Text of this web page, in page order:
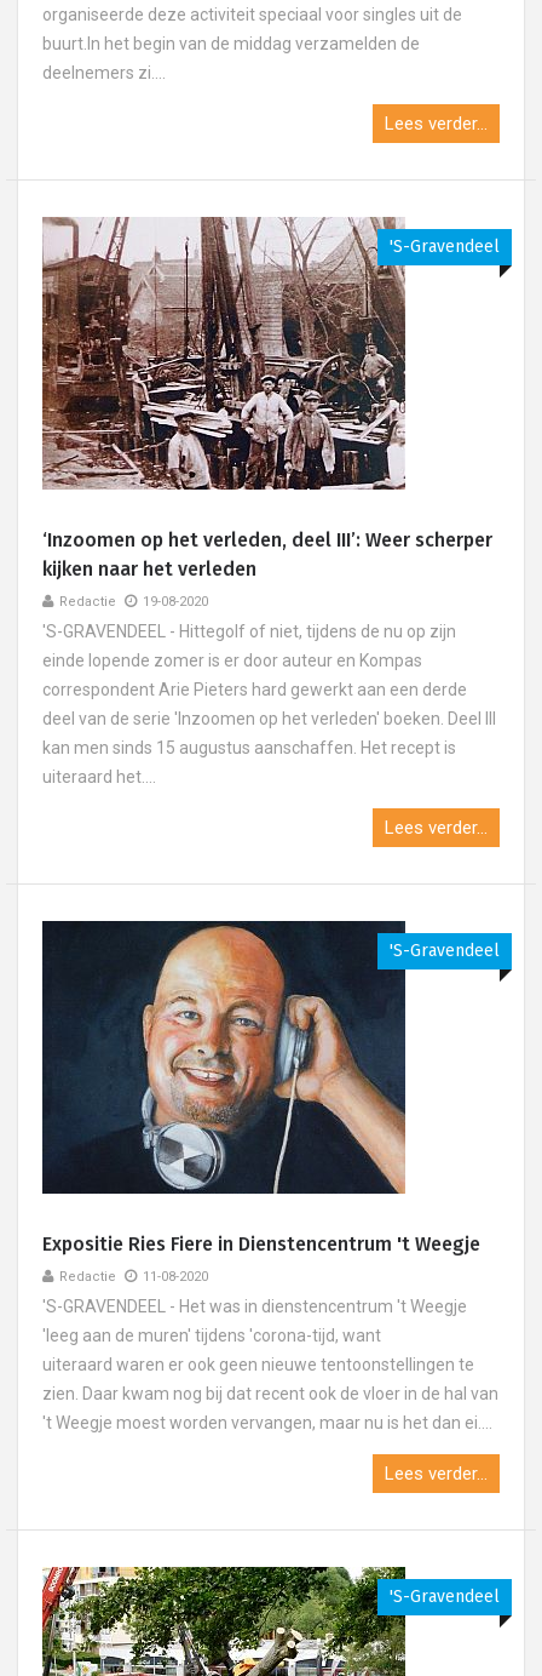
organiseerde deze activiteit speciaal voor singles uit de
buurt.In het begin van de middag verzamelden de
deelnemers zi....
Lees verder...
's-Gravendeel
‘Inzoomen op het verleden, deel III’: Weer scherper
kijken naar het verleden
Redactie 19-08-2020
'S-GRAVENDEEL - Hittegolf of niet, tijdens de nu op zijn
einde lopende zomer is er door auteur en Kompas
correspondent Arie Pieters hard gewerkt aan een derde
deel van de serie 'Inzoomen op het verleden' boeken. Deel III
kan men sinds 15 augustus aanschaffen. Het recept is
uiteraard het....
Lees verder...
's-Gravendeel
Expositie Ries Fiere in Dienstencentrum 't Weegje
Redactie 11-08-2020
'S-GRAVENDEEL - Het was in dienstencentrum 't Weegje
'leeg aan de muren' tijdens 'corona-tijd, want
uiteraard waren er ook geen nieuwe tentoonstellingen te
zien. Daar kwam nog bij dat recent ook de vloer in de hal van
't Weegje moest worden vervangen, maar nu is het dan ei....
Lees verder...
's-Gravendeel